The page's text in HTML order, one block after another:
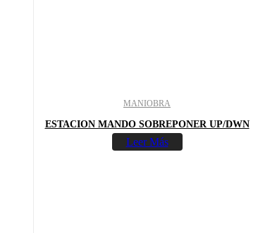
MANIOBRA
ESTACION MANDO SOBREPONER UP/DWN
Leer Más